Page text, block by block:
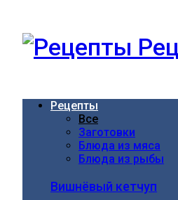
Рецепты
Все
Заготовки
Блюда из мяса
Блюда из рыбы
Вишнёвый кетчуп